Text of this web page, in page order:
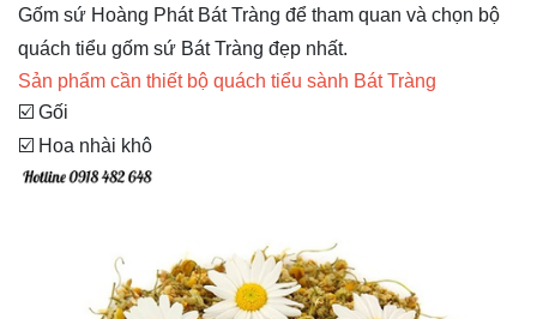
Gốm sứ Hoàng Phát Bát Tràng để tham quan và chọn bộ
quách tiểu gốm sứ Bát Tràng đẹp nhất.
Sản phẩm cần thiết bộ quách tiểu sành Bát Tràng
☑️ Gối
☑️ Hoa nhài khô